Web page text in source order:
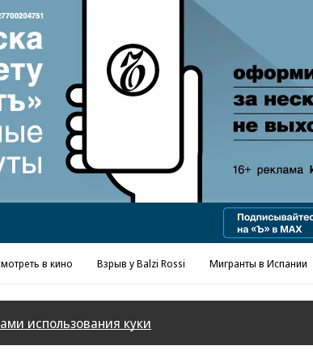
Реклама в «Ъ» www.kommersant.ru/ad
в кино Взрыв у Balzi Rossi Мигранты в Испании
использования куки